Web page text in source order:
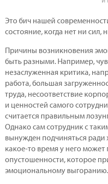
Это бич нашей
состояние, когда нет ни сил,
Причины возникновения
быть разными. Например,
незаслуженная критика,
работа, большая
труда, несоответствие
и ценностей самого
считается правильным
Однако сам сотрудник с
вынужден подчиняться
какое-то время у него может
опустошенности, которое
эмоциональному выгоранию.